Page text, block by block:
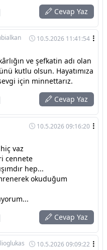
Cevap Yaz
10.5.2026 11:41:54
ve şefkatin adı olan
kutlu olsun. Hayatımıza
için minnettarız.
Cevap Yaz
10.5.2026 09:16:20
vaz
cennete
hep...
okuduğum
Cevap Yaz
10.5.2026 09:09:22